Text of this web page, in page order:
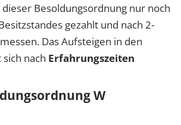
Besoldungsordnung nur noch
gezahlt und nach 2-
Das Aufsteigen in den
nach Erfahrungszeiten
W